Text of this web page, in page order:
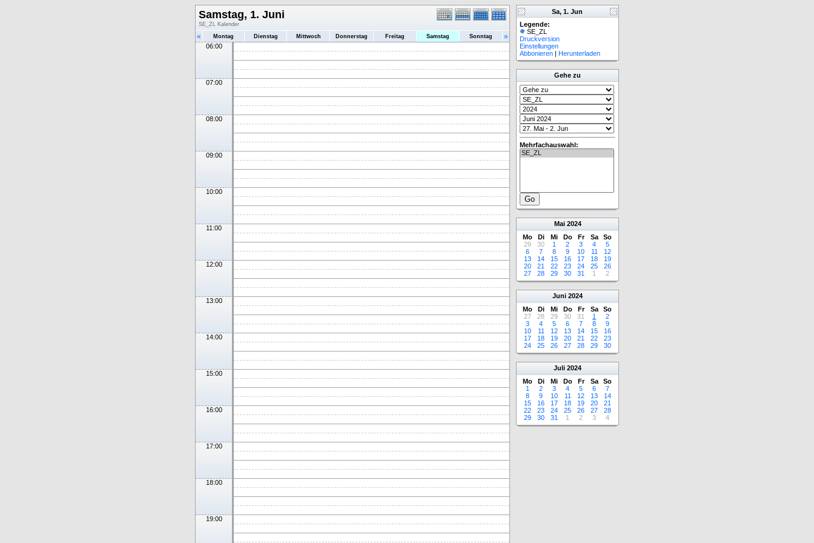
Samstag, 1. Juni
SE_ZL Kalender
« Montag Dienstag Mittwoch Donnerstag Freitag Samstag Sonntag »
06:00
07:00
08:00
09:00
10:00
11:00
12:00
13:00
14:00
15:00
16:00
17:00
18:00
19:00
Sa, 1. Jun
Legende:
SE_ZL
Druckversion
Einstellungen
Abbonieren | Herunterladen
Gehe zu
Mehrfachauswahl:
Mai 2024
Mo
Di Mi Do Fr Sa
So
29
30 1 2 3 4
5
6
7 8 9 10 11
12
13
14 15 16 17 18
19
20
21 22 23 24 25
26
27
28 29 30 31 1 2
Juni 2024
Mo
Di Mi Do Fr Sa
So
27
28 29 30 31 1
2
3
4 5 6 7 8
9
10
11 12 13 14 15
16
17
18 19 20 21 22
23
24
25 26 27 28 29 30
Juli 2024
Mo
Di Mi Do Fr Sa
So
1
2 3 4 5 6
7
8
9 10 11 12 13
14
15
16 17 18 19 20
21
22
23 24 25 26 27
28
29
30 31 1 2 3 4